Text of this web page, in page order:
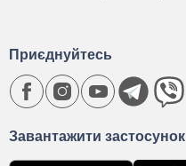
Завантажити застосунок
Приєднуйтесь